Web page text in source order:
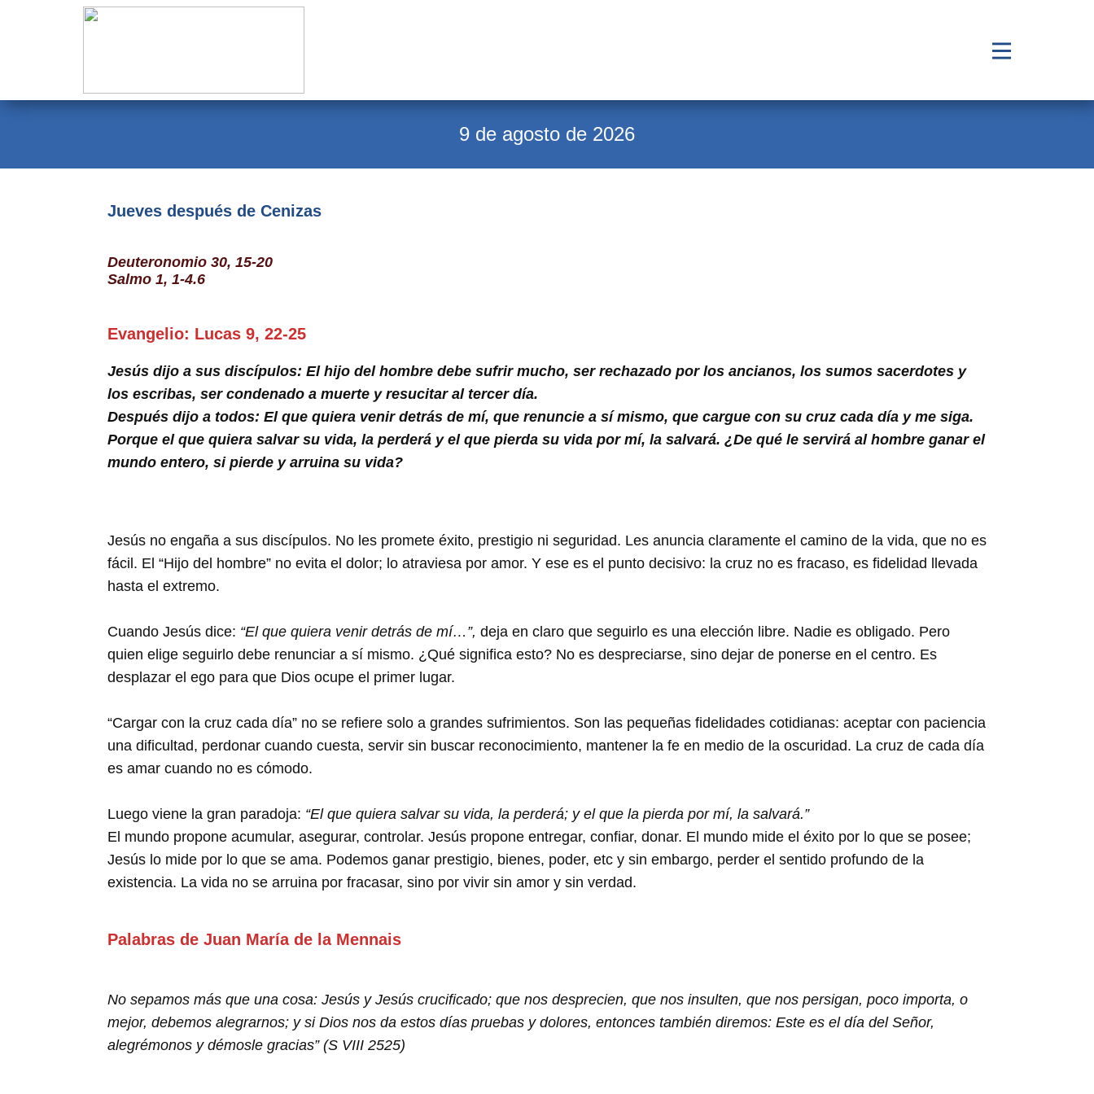
Calendario
Novena
Pastoral Vocacional
9 de agosto de 2026
Jueves después de Cenizas
Deuteronomio 30, 15-20
Salmo 1, 1-4.6
Evangelio: Lucas 9, 22-25
Jesús dijo a sus discípulos: El hijo del hombre debe sufrir mucho, ser rechazado por los ancianos, los sumos sacerdotes y
los escribas, ser condenado a muerte y resucitar al tercer día.
Después dijo a todos: El que quiera venir detrás de mí, que renuncie a sí mismo, que cargue con su cruz cada día y me siga.
Porque el que quiera salvar su vida, la perderá y el que pierda su vida por mí, la salvará. ¿De qué le servirá al hombre ganar el
mundo entero, si pierde y arruina su vida?
Jesús no engaña a sus discípulos. No les promete éxito, prestigio ni seguridad. Les anuncia claramente el camino de la vida, que no es
fácil. El “Hijo del hombre” no evita el dolor; lo atraviesa por amor. Y ese es el punto decisivo: la cruz no es fracaso, es fidelidad llevada
hasta el extremo.
Cuando Jesús dice: “El que quiera venir detrás de mí…”, deja en claro que seguirlo es una elección libre. Nadie es obligado. Pero
quien elige seguirlo debe renunciar a sí mismo. ¿Qué significa esto? No es despreciarse, sino dejar de ponerse en el centro. Es
desplazar el ego para que Dios ocupe el primer lugar.
“Cargar con la cruz cada día” no se refiere solo a grandes sufrimientos. Son las pequeñas fidelidades cotidianas: aceptar con paciencia
una dificultad, perdonar cuando cuesta, servir sin buscar reconocimiento, mantener la fe en medio de la oscuridad. La cruz de cada día
es amar cuando no es cómodo.
Luego viene la gran paradoja: “El que quiera salvar su vida, la perderá; y el que la pierda por mí, la salvará.”
El mundo propone acumular, asegurar, controlar. Jesús propone entregar, confiar, donar. El mundo mide el éxito por lo que se posee;
Jesús lo mide por lo que se ama. Podemos ganar prestigio, bienes, poder, etc y sin embargo, perder el sentido profundo de la
existencia. La vida no se arruina por fracasar, sino por vivir sin amor y sin verdad.
Palabras de Juan María de la Mennais
No sepamos más que una cosa: Jesús y Jesús crucificado; que nos desprecien, que nos insulten, que nos persigan, poco importa, o
mejor, debemos alegrarnos; y si Dios nos da estos días pruebas y dolores, entonces también diremos: Este es el día del Señor,
alegrémonos y démosle gracias” (S VIII 2525)